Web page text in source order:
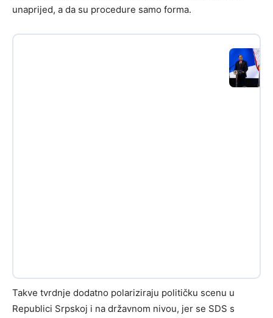
unaprijed, a da su procedure samo forma.
Takve tvrdnje dodatno polariziraju političku scenu u
Republici Srpskoj i na državnom nivou, jer se SDS s